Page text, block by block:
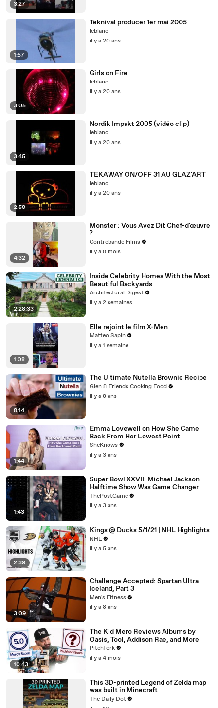
3:27
1:57
Teknival producer 1er mai 2005
leblanc
il y a 20 ans
3:05
Girls on Fire
leblanc
il y a 20 ans
3:45
Nordik Impakt 2005 (vidéo clip)
leblanc
il y a 20 ans
2:58
TEKAWAY ON/OFF 31 AU GLAZ'ART
leblanc
il y a 20 ans
4:32
Monster : Vous Avez Dit Chef-d'œuvre
?
Contrebande Films
il y a 8 mois
2:28:33
Inside Celebrity Homes With the Most
Beautiful Backyards
Architectural Digest
il y a 2 semaines
1:08
Elle rejoint le film X-Men
Matteo Sapin
il y a 1 semaine
8:14
The Ultimate Nutella Brownie Recipe
Glen & Friends Cooking Food
il y a 8 ans
1:44
Emma Lovewell on How She Came
Back From Her Lowest Point
SheKnows
il y a 3 ans
1:43
Super Bowl XXVII: Michael Jackson
Halftime Show Was Game Changer
ThePostGame
il y a 3 ans
2:39
Kings @ Ducks 5/1/21 | NHL Highlights
NHL
il y a 5 ans
3:09
Challenge Accepted: Spartan Ultra
Iceland, Part 3
Men's Fitness
il y a 8 ans
10:43
The Kid Mero Reviews Albums by
Oasis, Tool, Addison Rae, and More
Pitchfork
il y a 4 mois
This 3D-printed Legend of Zelda map
was built in Minecraft
The Daily Dot